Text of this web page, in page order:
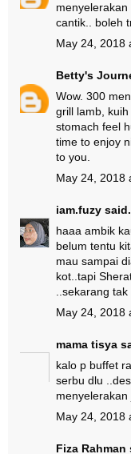
cantik.. boleh
May 24, 2018
Betty's
Wow. 300
grill lamb,
stomach feel
time to enjoy
to you.
May 24, 2018
iam.fuzy
haaa ambik
belum tentu
mau sampai
kot..tapi
..sekarang tak
May 24, 2018
mama tisya
kalo p buffet
serbu dlu
May 24, 2018
Fiza Rahman